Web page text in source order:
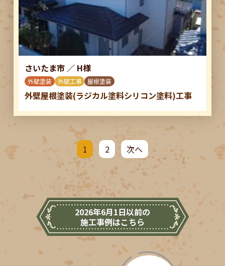
さいたま市 ／ H様
外壁塗装 外壁工事 屋根塗装
外壁屋根塗装(ラジカル塗料シリコン塗料)工事
1 2 次へ
2026年6月1日以前の
施工事例はこちら